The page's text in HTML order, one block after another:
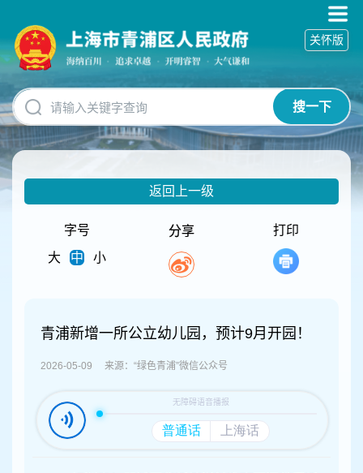
碍
操
明
跳
转
到
网
搜一下
关怀版
返回上一级
字号
大
中 小
分享 打印
青浦新增一所公立幼儿园，预计9月开园！
2026-05-09 来源：“绿色青浦”微信公众号